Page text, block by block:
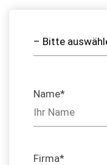
Name*
Firma*